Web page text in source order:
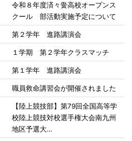
令和８年度済々黌高校オープンス
クール 部活動実施予定について
第２学年 進路講演会
１学期 第２学年クラスマッチ
第１学年 進路講演会
職員救命講習会が開催されました
【陸上競技部】第79回全国高等学
校陸上競技対校選手権大会南九州
地区予選大…